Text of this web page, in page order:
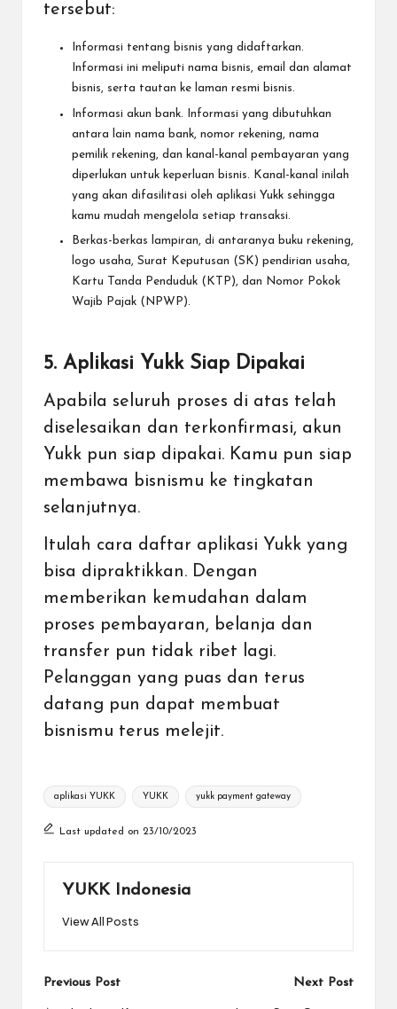
tersebut:
Informasi tentang bisnis yang didaftarkan.
Informasi ini meliputi nama bisnis, email dan alamat
bisnis, serta tautan ke laman resmi bisnis.
Informasi akun bank. Informasi yang dibutuhkan
antara lain nama bank, nomor rekening, nama
pemilik rekening, dan kanal-kanal pembayaran yang
diperlukan untuk keperluan bisnis. Kanal-kanal inilah
yang akan difasilitasi oleh aplikasi Yukk sehingga
kamu mudah mengelola setiap transaksi.
Berkas-berkas lampiran, di antaranya buku rekening,
logo usaha, Surat Keputusan (SK) pendirian usaha,
Kartu Tanda Penduduk (KTP), dan Nomor Pokok
Wajib Pajak (NPWP).
5. Aplikasi Yukk Siap Dipakai
Apabila seluruh proses di atas telah
diselesaikan dan terkonfirmasi, akun
Yukk pun siap dipakai. Kamu pun siap
membawa bisnismu ke tingkatan
selanjutnya.
Itulah cara daftar aplikasi Yukk yang
bisa dipraktikkan. Dengan
memberikan kemudahan dalam
proses pembayaran, belanja dan
transfer pun tidak ribet lagi.
Pelanggan yang puas dan terus
datang pun dapat membuat
bisnismu terus melejit.
Tags:
aplikasi YUKK YUKK yukk payment gateway
Last updated on 23/10/2023
YUKK Indonesia
View All Posts
Post
Previous Post Next Post